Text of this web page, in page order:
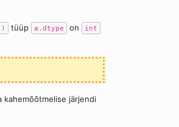
tüüp a.dtype on int
kahemõõtmelise järjendi